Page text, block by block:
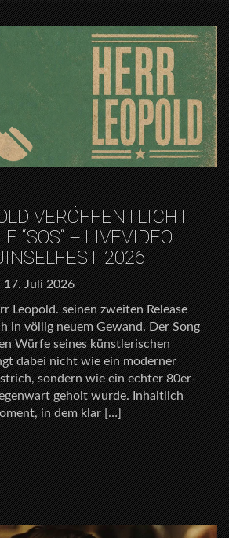
VERÖFFENTLICHT
“SOS“ + LIVEVIDEO
2026
17. Juli 2026
Leopold. seinen zweiten Release
in völlig neuem Gewand. Der Song
Würfe seines künstlerischen
dabei nicht wie ein moderner
sondern wie ein echter 80er-
geholt wurde. Inhaltlich
in dem klar […]